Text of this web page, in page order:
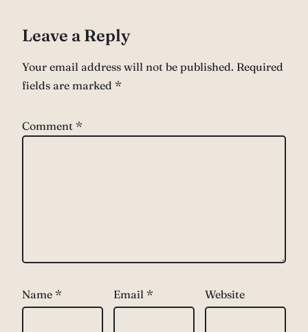
Leave a Reply
Your email address will not be published. Required
fields are marked *
Comment *
Name * Email * Website